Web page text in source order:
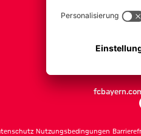
Nutzungsbedingungen